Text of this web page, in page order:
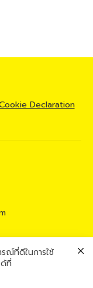
Declaration
ณ์ที่ดีในการใช้
ที่